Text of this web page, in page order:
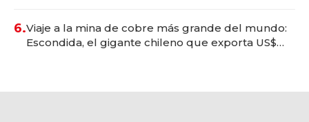
6.Viaje a la mina de cobre más grande del mundo:
Escondida, el gigante chileno que exporta US$